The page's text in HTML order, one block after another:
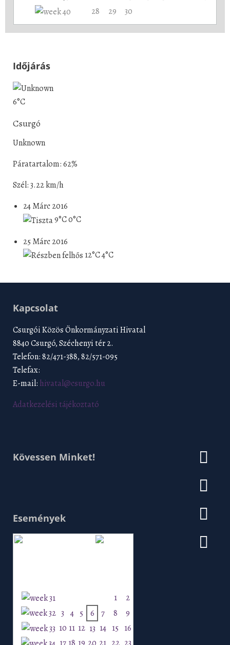
28
29 30
Időjárás
6°C
Csurgó
Unknown
Páratartalom: 62%
Szél: 3.22 km/h
24 Márc 2016
9°C0°C
25 Márc 2016
12°C4°C
Kapcsolat
Csurgói Közös Önkormányzati Hivatal
8840 Csurgó, Széchenyi tér 2.
Telefon: 82/471-388, 82/571-095
Telefax:
E-mail: hivatal@csurgo.hu
Adatkezelési tájékoztató
Kövessen Minket!
Események
1
2
3 4 5 6 7 8
9
10 11 12 13 14 15 16